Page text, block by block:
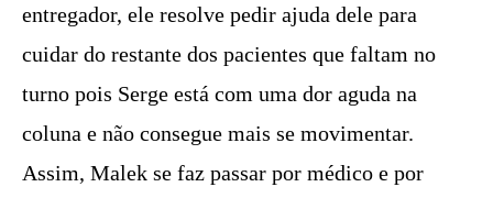
entregador, ele resolve pedir ajuda dele para
cuidar do restante dos pacientes que faltam no
turno pois Serge está com uma dor aguda na
coluna e não consegue mais se movimentar.
Assim, Malek se faz passar por médico e por